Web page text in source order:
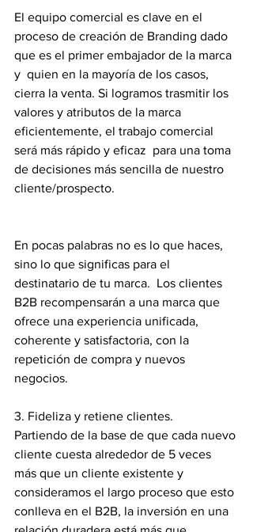
El equipo comercial es clave en el
proceso de creación de Branding dado
que es el primer embajador de la marca
y  quien en la mayoría de los casos,
cierra la venta. Si logramos trasmitir los
valores y atributos de la marca
eficientemente, el trabajo comercial
será más rápido y eficaz  para una toma
de decisiones más sencilla de nuestro
cliente/prospecto.
En pocas palabras no es lo que haces,
sino lo que significas para el
destinatario de tu marca.  Los clientes
B2B recompensarán a una marca que
ofrece una experiencia unificada,
coherente y satisfactoria, con la
repetición de compra y nuevos
negocios.
3. Fideliza y retiene clientes.
Partiendo de la base de que cada nuevo
cliente cuesta alrededor de 5 veces
más que un cliente existente y
consideramos el largo proceso que esto
conlleva en el B2B, la inversión en una